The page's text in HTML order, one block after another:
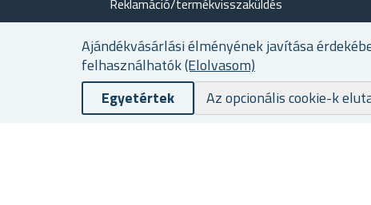
Ajándékvásárlási élményének javítása
felhasználhatók(Elolvasom)
Egyetértek
Az opcionális cookie-k
Reklamáció/termékvisszaküldés
Termékértékelés
Rólunk
Hűségprogram
Szállítási és fizetési feltételek
Személyes adatok védelme